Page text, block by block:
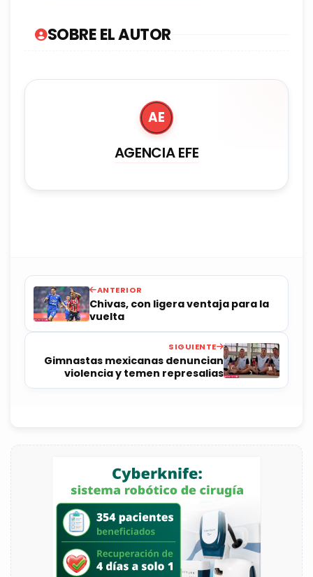
SOBRE EL AUTOR
AE
AGENCIA EFE
ANTERIOR
Chivas, con ligera ventaja para la
vuelta
SIGUIENTE
Gimnastas mexicanas denuncian
violencia y temen represalias